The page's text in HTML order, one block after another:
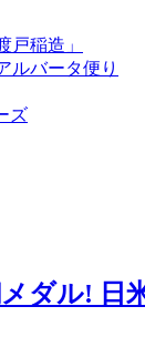
戸稲造」
バータ便り
ズ
ダル! 日